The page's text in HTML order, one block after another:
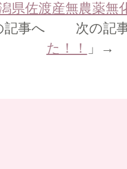
県佐渡産無農薬無
記事へ 次の記
た！！
」→